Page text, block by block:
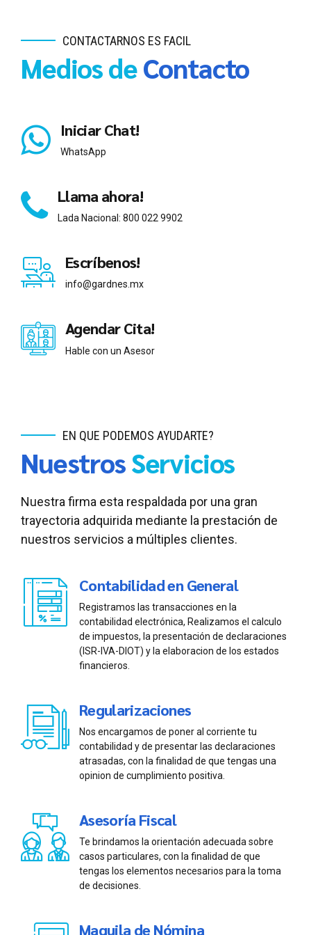
CONTACTARNOS ES FACIL
Medios deContacto
Iniciar Chat!
WhatsApp
Llama ahora!
Lada Nacional: 800 022 9902
Escríbenos!
info@gardnes.mx
Agendar Cita!
Hable con un Asesor
EN QUE PODEMOS AYUDARTE?
NuestrosServicios
Nuestra firma esta respaldada por una gran
trayectoria adquirida mediante la prestación de
nuestros servicios a múltiples clientes.
Contabilidad en General
Registramos las transacciones en la
contabilidad electrónica, Realizamos el calculo
de impuestos, la presentación de declaraciones
(ISR-IVA-DIOT) y la elaboracion de los estados
financieros.
Regularizaciones
Nos encargamos de poner al corriente tu
contabilidad y de presentar las declaraciones
atrasadas, con la finalidad de que tengas una
opinion de cumplimiento positiva.
Asesoría Fiscal
Te brindamos la orientación adecuada sobre
casos particulares, con la finalidad de que
tengas los elementos necesarios para la toma
de decisiones.
Maquila de Nómina